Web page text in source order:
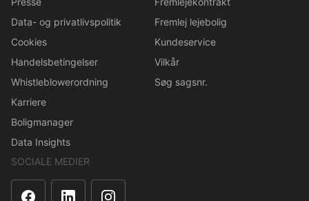
Data- og privatlivspolitik
Cookies
Handelsbetingelser
Whistleblowerordning
Karriere
Boligmanager
Data Insights
Fremlej lejebolig
Kundeservice
Vilkår
Søg sagsnr.
SOCIALE MEDIER